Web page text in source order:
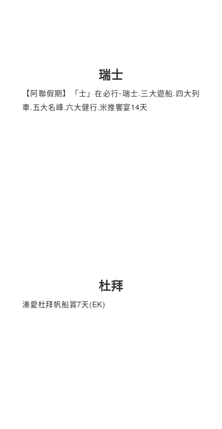
瑞士
【阿聯假期】「士」在必行-瑞士.三大遊船.四大列
車.五大名峰.六大健行.米推饗宴14天
杜拜
溱愛杜拜帆船賞7天(EK)